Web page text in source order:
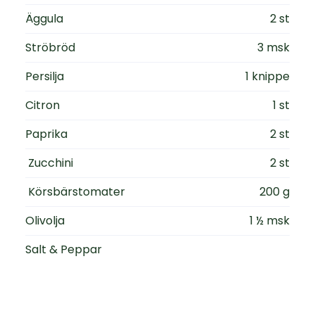
Äggula
2 st
Ströbröd
3 msk
Persilja
1 knippe
Citron
1 st
Paprika
2 st
Zucchini
2 st
Körsbärstomater
200 g
Olivolja
1 ½ msk
Salt & Peppar